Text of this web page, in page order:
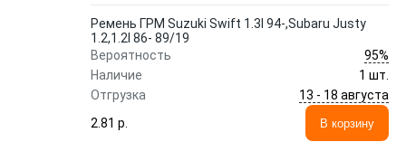
Ремень ГРМ Suzuki Swift 1.3I 94-,Subaru Justy
1.2,1.2I 86- 89/19
Вероятность
95%
Наличие
1 шт.
Отгрузка
13 - 18 августа
2.81 p.
В корзину